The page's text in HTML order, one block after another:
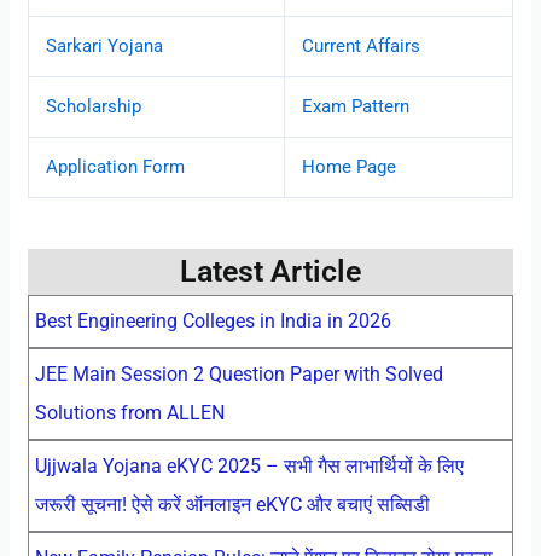
Sarkari Yojana Current Affairs
Scholarship Exam Pattern
Application Form Home Page
Latest Article
Best Engineering Colleges in India in 2026
JEE Main Session 2 Question Paper with Solved
Solutions from ALLEN
Ujjwala Yojana eKYC 2025 – सभी गैस लाभार्थियों के लिए
जरूरी सूचना! ऐसे करें ऑनलाइन eKYC और बचाएं सब्सिडी